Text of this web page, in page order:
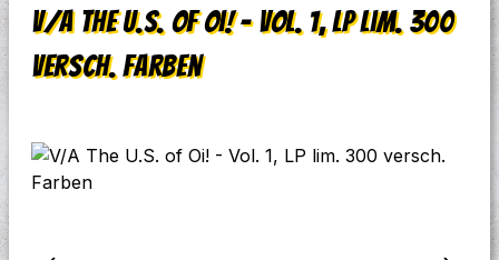
V/A The U.S. of Oi! - Vol. 1, LP lim. 300
versch. Farben
Bildergalerie überspringen